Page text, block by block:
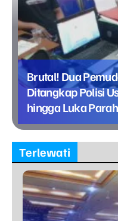
Brutal! Dua
Ditangkap Polisi
hingga Luka Parah
Terlewati